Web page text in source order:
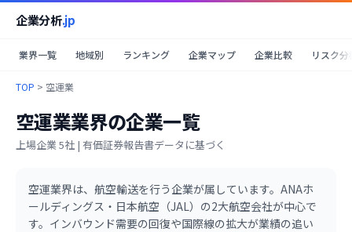
企業分析.jp
業界一覧 地域別 ランキング 企業マップ 企業比較 リスク分
TOP > 空運業
空運業業界の企業一覧
上場企業5社 | 有価証券報告書データに基づく
空運業界は、航空輸送を行う企業が属しています。ANAホ
ールディングス・日本航空（JAL）の2大航空会社が中心で
す。インバウンド需要の回復や国際線の拡大が業績の追い